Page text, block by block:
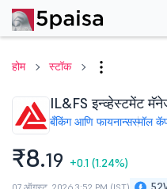
होम स्टॉक
IL&FS इन्व्हेस्टमेंट
बँकिंग आणि फायनान्सस्मॉल
₹8.19 +0.1 (1.24%)
07 ऑगस्ट, 2026 3:52 PM (IST)
परफॉर्मन्सफायनान्शियल्स